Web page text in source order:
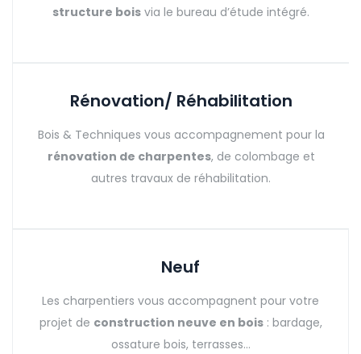
structure bois via le bureau d’étude intégré.
Rénovation/ Réhabilitation
Bois & Techniques vous accompagnement pour la
rénovation de charpentes, de colombage et
autres travaux de réhabilitation.
Neuf
Les charpentiers vous accompagnent pour votre
projet de construction neuve en bois: bardage,
ossature bois, terrasses…